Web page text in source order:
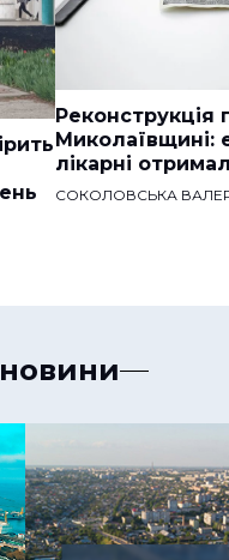
Реконструкція
Миколаївщині:
лікарні
СОКОЛОВСЬКА
новини